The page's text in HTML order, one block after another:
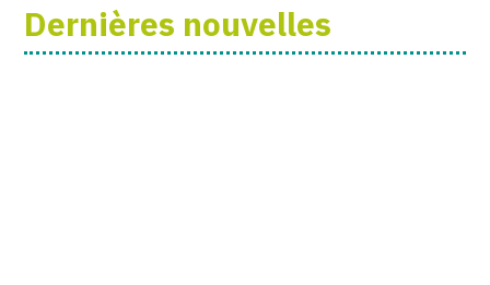
Dernières nouvelles